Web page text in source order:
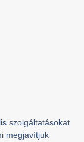
szolgáltatásokat
megjavítjuk